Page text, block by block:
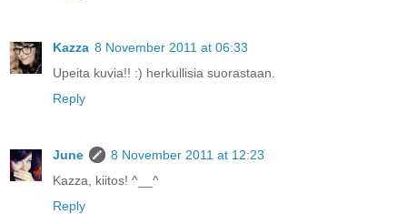
Kazza 8 November 2011 at 06:33
Upeita kuvia!! :) herkullisia suorastaan.
Reply
June
8 November 2011 at 12:23
Kazza, kiitos! ^__^
Reply